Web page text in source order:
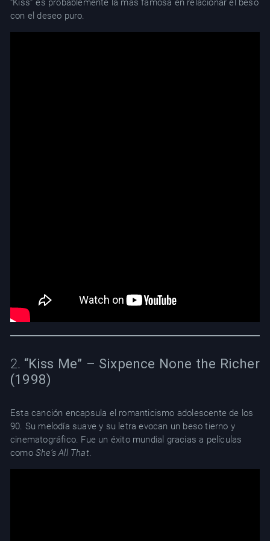
“Kiss” es probablemente la más famosa en relacionar el beso
con el deseo puro.
2. “Kiss Me” – Sixpence None the Richer
(1998)
Esta canción encapsula el romanticismo adolescente de los
90. Su melodía suave y su letra evocan un beso tierno y
cinematográfico. Fue un éxito mundial gracias a películas
como She’s All That.